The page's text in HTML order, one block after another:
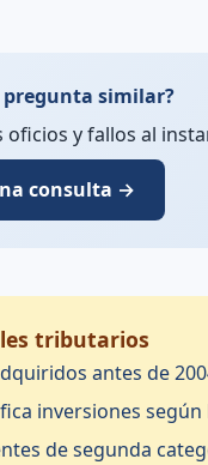
pregunta similar?
oficios y fallos al
consulta →
tributarios
antes de
inversiones según
de segunda